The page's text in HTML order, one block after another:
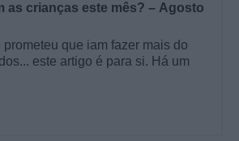
as crianças este mês? – Agosto
prometeu que iam fazer mais do
este artigo é para si. Há um